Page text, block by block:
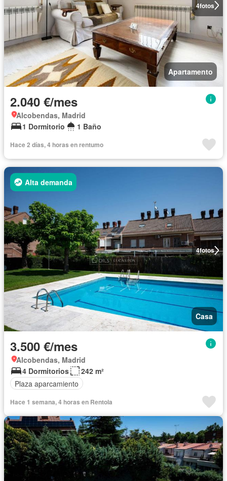
4fotos
Apartamento
2.040 €/mes
Alcobendas, Madrid
1 Dormitorio
1 Baño
Hace 2 días, 4 horas en rentumo
4fotos
Alta demanda
Casa
3.500 €/mes
Alcobendas, Madrid
4 Dormitorios
242 m²
Plaza aparcamiento
Hace 1 semana, 4 horas en Rentola